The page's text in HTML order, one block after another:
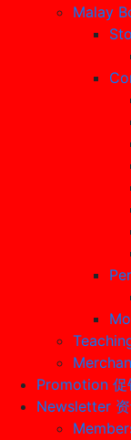
Malay
Promotion 促
Newsletter